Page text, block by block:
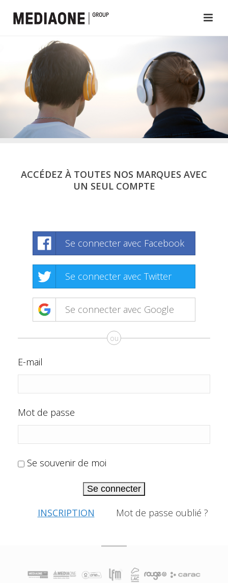
ACCÉDEZ À TOUTES NOS MARQUES AVEC
UN SEUL COMPTE
Se connecter avec Facebook
Se connecter avec Twitter
Se connecter avec Google
ou
E-mail
Mot de passe
Se souvenir de moi
Se connecter
INSCRIPTION Mot de passe oublié ?